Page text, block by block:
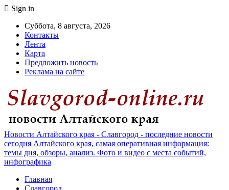
Sign in
Суббота, 8 августа, 2026
Контакты
Лента
Карта
Предложить новость
Реклама на сайте
Новости Алтайского края - Славгород - последние новости
сегодня Алтайского края, самая оперативная информация:
темы дня, обзоры, анализ. Фото и видео с места событий,
инфографика
Главная
Славгород